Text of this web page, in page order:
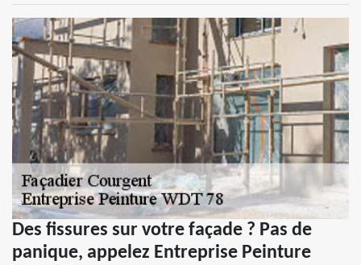
Des fissures sur votre façade ? Pas de
panique, appelez Entreprise Peinture